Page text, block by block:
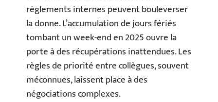
règlements internes peuvent bouleverser
la donne. L’accumulation de jours fériés
tombant un week-end en 2025 ouvre la
porte à des récupérations inattendues. Les
règles de priorité entre collègues, souvent
méconnues, laissent place à des
négociations complexes.